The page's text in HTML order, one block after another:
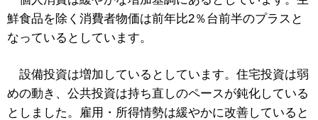
鮮食品を除く消費者物価は前年比2％台前半のプラスと
なっているとしています。
設備投資は増加しているとしています。住宅投資は弱
めの動き、公共投資は持ち直しのペースが鈍化している
としました。雇用・所得情勢は緩やかに改善していると